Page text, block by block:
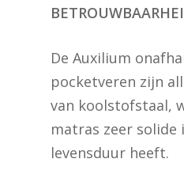
De Auxilium
pocketveren zijn
van koolstofstaal,
matras zeer solide
levensduur heeft.